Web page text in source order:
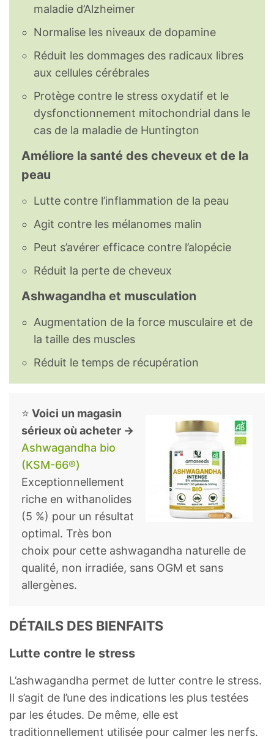
maladie d’Alzheimer
Normalise les niveaux de dopamine
Réduit les dommages des radicaux libres
aux cellules cérébrales
Protège contre le stress oxydatif et le
dysfonctionnement mitochondrial dans le
cas de la maladie de Huntington
Améliore la santé des cheveux et de la
peau
Lutte contre l’inflammation de la peau
Agit contre les mélanomes malin
Peut s’avérer efficace contre l’alopécie
Réduit la perte de cheveux
Ashwagandha et musculation
Augmentation de la force musculaire et de
la taille des muscles
Réduit le temps de récupération
⭐ Voici un magasin
sérieux où acheter →
Ashwagandha bio
(KSM-66®)
Exceptionnellement
riche en withanolides
(5 %) pour un résultat
optimal. Très bon
choix pour cette ashwagandha naturelle de
qualité, non irradiée, sans OGM et sans
allergènes.
DÉTAILS DES BIENFAITS
Lutte contre le stress
L’ashwagandha permet de lutter contre le stress.
Il s’agit de l’une des indications les plus testées
par les études. De même, elle est
traditionnellement utilisée pour calmer les nerfs.